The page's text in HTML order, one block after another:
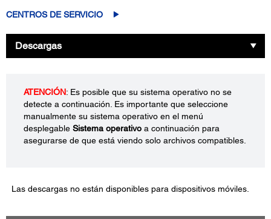
CENTROS DE SERVICIO
Descargas
ATENCIÓN: Es posible que su sistema operativo no se
detecte a continuación. Es importante que seleccione
manualmente su sistema operativo en el menú
desplegable Sistema operativo a continuación para
asegurarse de que está viendo solo archivos compatibles.
Las descargas no están disponibles para dispositivos móviles.